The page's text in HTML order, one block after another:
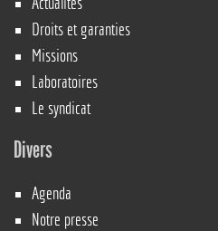
Droits et garanties
Missions
Laboratoires
Le syndicat
Divers
Agenda
Notre presse